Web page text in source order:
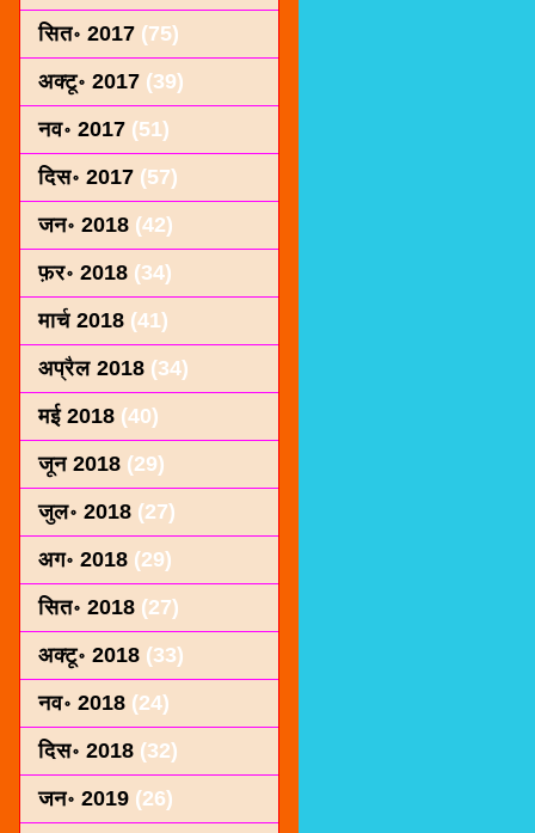
सित॰ 2017 (75)
अक्टू॰ 2017 (39)
नव॰ 2017 (51)
दिस॰ 2017 (57)
जन॰ 2018 (42)
फ़र॰ 2018 (34)
मार्च 2018 (41)
अप्रैल 2018 (34)
मई 2018 (40)
जून 2018 (29)
जुल॰ 2018 (27)
अग॰ 2018 (29)
सित॰ 2018 (27)
अक्टू॰ 2018 (33)
नव॰ 2018 (24)
दिस॰ 2018 (32)
जन॰ 2019 (26)